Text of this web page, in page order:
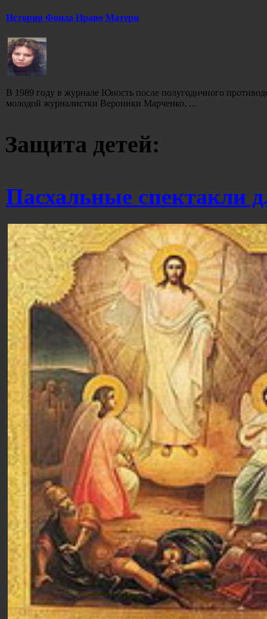
История Фонда Право Матери
В 1989 году в журнале Юность после полугодичного
молодой журналистки Вероники Марченко, ...
Защита детей:
Пасхальные спектакли